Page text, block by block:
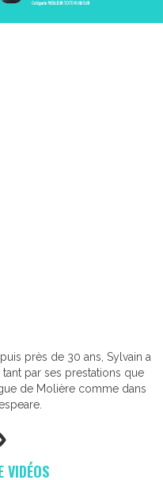
près de 30 ans, Sylvain a
tant par ses prestations que
de Molière comme dans
VIDÉOS